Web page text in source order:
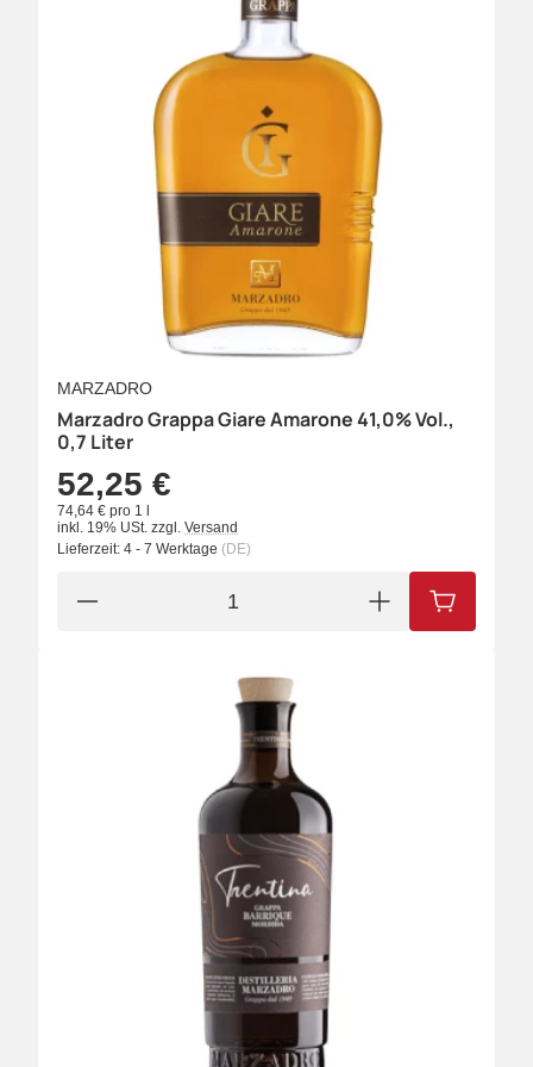
MARZADRO
Marzadro Grappa Giare Amarone 41,0% Vol.,
0,7 Liter
52,25 €
74,64 € pro 1 l
inkl. 19% USt. zzgl. Versand
Lieferzeit: 4 - 7 Werktage (DE)
IN DEN